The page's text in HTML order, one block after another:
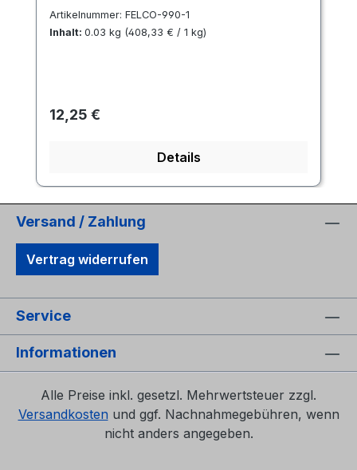
Artikelnummer: FELCO-990-1
Inhalt: 0.03 kg (408,33 € / 1 kg)
Regulärer Preis:
12,25 €
Details
Versand / Zahlung
Vertrag widerrufen
Service
Informationen
Alle Preise inkl. gesetzl. Mehrwertsteuer zzgl.
Versandkosten und ggf. Nachnahmegebühren, wenn
nicht anders angegeben.